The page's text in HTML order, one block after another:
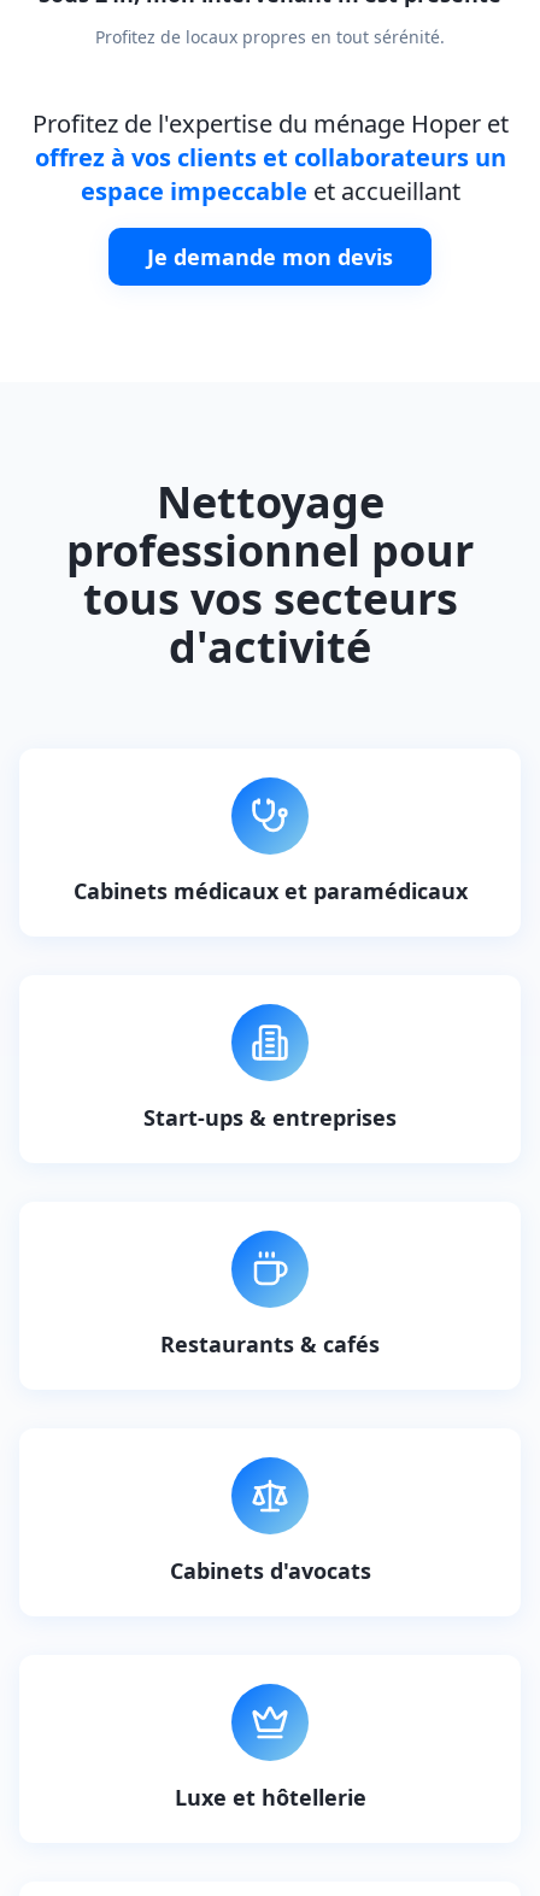
Profitez de locaux propres en tout sérénité.
Profitez de l'expertise du ménage Hoper et
offrez à vos clients et collaborateurs un
espace impeccable et accueillant
Je demande mon devis
Nettoyage
professionnel pour
tous vos secteurs
d'activité
Cabinets médicaux et paramédicaux
Start-ups & entreprises
Restaurants & cafés
Cabinets d'avocats
Luxe et hôtellerie